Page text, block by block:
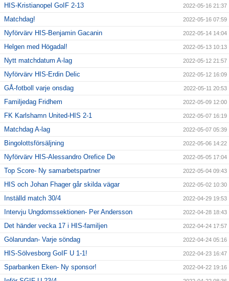
HIS-Kristianopel GoIF 2-13 2022-05-16 21:37
Matchdag! 2022-05-16 07:59
Nyförvärv HIS-Benjamin Gacanin 2022-05-14 14:04
Helgen med Högadal! 2022-05-13 10:13
Nytt matchdatum A-lag 2022-05-12 21:57
Nyförvärv HIS-Erdin Delic 2022-05-12 16:09
GÅ-fotboll varje onsdag 2022-05-11 20:53
Familjedag Fridhem 2022-05-09 12:00
FK Karlshamn United-HIS 2-1 2022-05-07 16:19
Matchdag A-lag 2022-05-07 05:39
Bingolottsförsäljning 2022-05-06 14:22
Nyförvärv HIS-Alessandro Orefice De 2022-05-05 17:04
Top Score- Ny samarbetspartner 2022-05-04 09:43
HIS och Johan Fhager går skilda vägar 2022-05-02 10:30
Inställd match 30/4 2022-04-29 19:53
Intervju Ungdomssektionen- Per Andersson 2022-04-28 18:43
Det händer vecka 17 i HIS-familjen 2022-04-24 17:57
Gölarundan- Varje söndag 2022-04-24 05:16
HIS-Sölvesborg GoIF U 1-1! 2022-04-23 16:47
Sparbanken Eken- Ny sponsor! 2022-04-22 19:16